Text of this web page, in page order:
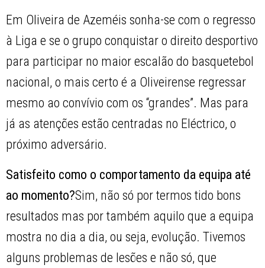
Em Oliveira de Azeméis sonha-se com o regresso
à Liga e se o grupo conquistar o direito desportivo
para participar no maior escalão do basquetebol
nacional, o mais certo é a Oliveirense regressar
mesmo ao convívio com os “grandes”. Mas para
já as atenções estão centradas no Eléctrico, o
próximo adversário.
Satisfeito como o comportamento da equipa até
ao momento?Sim, não só por termos tido bons
resultados mas por também aquilo que a equipa
mostra no dia a dia, ou seja, evolução. Tivemos
alguns problemas de lesões e não só, que